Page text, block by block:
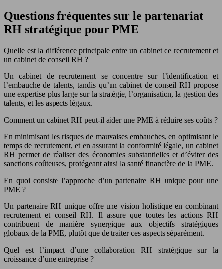
Questions fréquentes sur le partenariat
RH stratégique pour PME
Quelle est la différence principale entre un cabinet de recrutement et
un cabinet de conseil RH ?
Un cabinet de recrutement se concentre sur l’identification et
l’embauche de talents, tandis qu’un cabinet de conseil RH propose
une expertise plus large sur la stratégie, l’organisation, la gestion des
talents, et les aspects légaux.
Comment un cabinet RH peut-il aider une PME à réduire ses coûts ?
En minimisant les risques de mauvaises embauches, en optimisant le
temps de recrutement, et en assurant la conformité légale, un cabinet
RH permet de réaliser des économies substantielles et d’éviter des
sanctions coûteuses, protégeant ainsi la santé financière de la PME.
En quoi consiste l’approche d’un partenaire RH unique pour une
PME ?
Un partenaire RH unique offre une vision holistique en combinant
recrutement et conseil RH. Il assure que toutes les actions RH
contribuent de manière synergique aux objectifs stratégiques
globaux de la PME, plutôt que de traiter ces aspects séparément.
Quel est l’impact d’une collaboration RH stratégique sur la
croissance d’une entreprise ?